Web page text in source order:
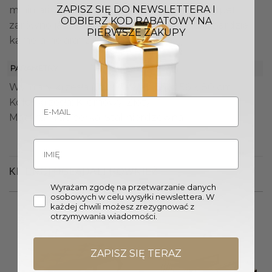
minimalistycznemu designowi świetnie uzupełni
zarówno jasne, przestronne wnętrza, jak i bardziej
kameralne aranżacje.
PARAMETRY
Wymiary krzesła (Sz. x Gł. x W.): 61 x 56 x 80 cm
Kolor krzesła: Kremowy, Złoty
Materiał: Tapicerka, Stal nierdzewna
KLIENCI OGLĄDALI RÓWNIEŻ
ZAPISZ SIĘ DO NEWSLETTERA I
ODBIERZ KOD RABATOWY NA
PIERWSZE ZAKUPY
Wyrażam zgodę na przetwarzanie danych
osobowych w celu wysyłki newslettera. W
każdej chwili możesz zrezygnować z
otrzymywania wiadomości.
ZAPISZ SIĘ TERAZ